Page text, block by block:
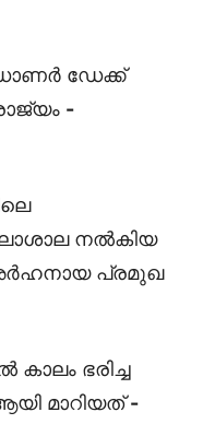
ഡേക്ക്
-
നൽകിയ
പ്രമുഖ
ഭരിച്ച
മാറിയത്-